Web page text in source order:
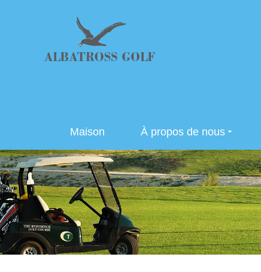
Maison À propos de nous